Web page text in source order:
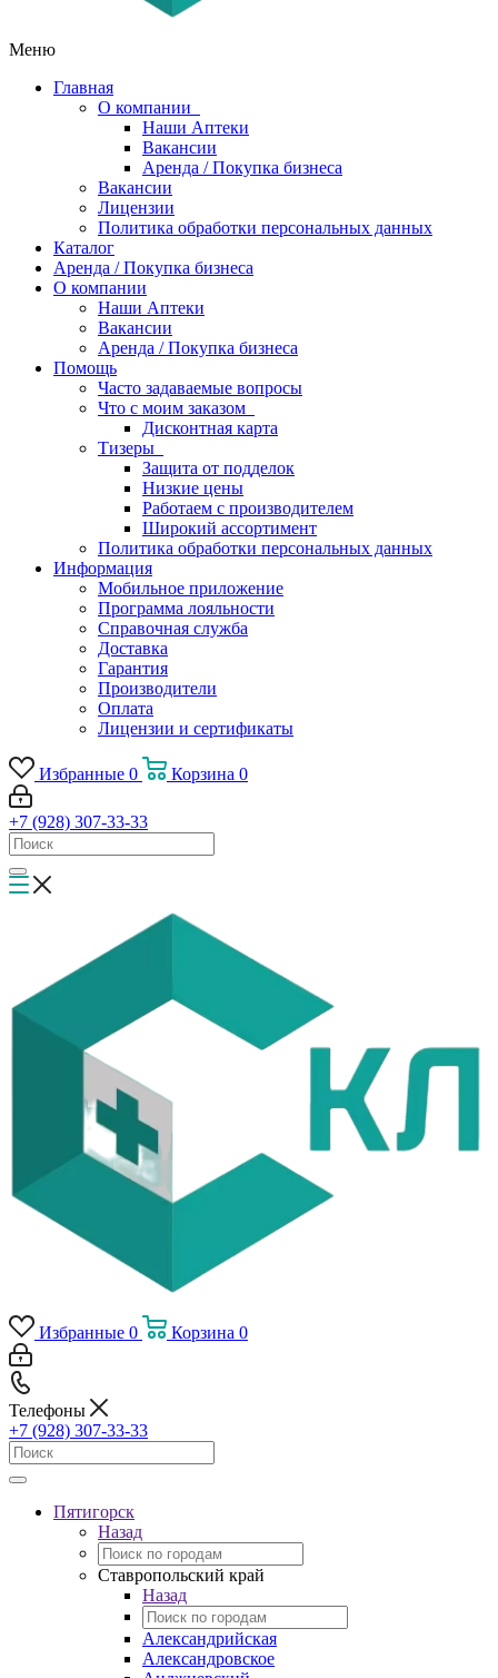
Меню
Главная
О компании
Наши Аптеки
Вакансии
Аренда / Покупка бизнеса
Вакансии
Лицензии
Политика обработки персональных данных
Каталог
Аренда / Покупка бизнеса
О компании
Наши Аптеки
Вакансии
Аренда / Покупка бизнеса
Помощь
Часто задаваемые вопросы
Что с моим заказом
Дисконтная карта
Тизеры
Защита от подделок
Низкие цены
Работаем с производителем
Широкий ассортимент
Политика обработки персональных данных
Информация
Мобильное приложение
Программа лояльности
Справочная служба
Доставка
Гарантия
Производители
Оплата
Лицензии и сертификаты
Избранные 0 Корзина 0
+7 (928) 307-33-33
Избранные 0 Корзина 0
Телефоны
+7 (928) 307-33-33
Пятигорск
Назад
Ставропольский край
Назад
Александрийская
Александровское